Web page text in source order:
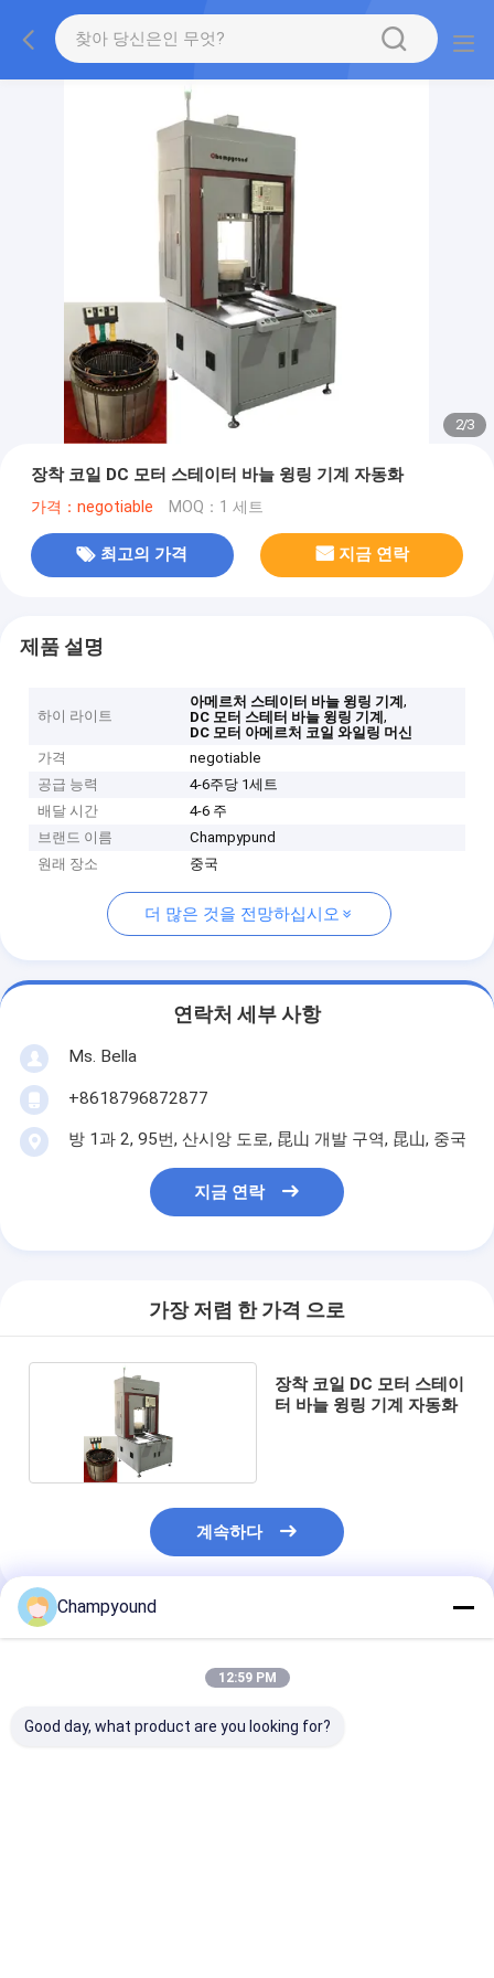
2/3
장착 코일 DC 모터 스테이터 바늘 윙링 기계 자동화
가격：negotiable MOQ：1 세트
최고의 가격 지금 연락
제품 설명
하이 라이트
아메르처 스테이터 바늘 윙링 기계,
DC 모터 스테터 바늘 윙링 기계,
DC 모터 아메르처 코일 와일링 머신
가격
negotiable
공급 능력
4-6주당 1세트
배달 시간
4-6 주
브랜드 이름
Champypund
원래 장소
중국
더 많은 것을 전망하십시오
연락처 세부 사항
Ms. Bella
+8618796872877
방 1과 2, 95번, 산시앙 도로, 昆山 개발 구역, 昆山, 중국
지금 연락
가장 저렴 한 가격 으로
장착 코일 DC 모터 스테이
터 바늘 윙링 기계 자동화
계속하다
추천된 제품
Champyound
12:59 PM
Good day, what product are you looking for?